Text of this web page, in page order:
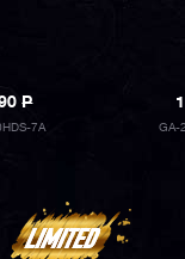
P
7A GA-